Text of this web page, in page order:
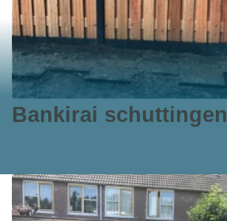
Bankirai schuttingen